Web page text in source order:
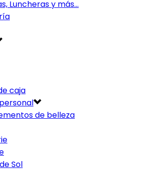
Luncheras y más…
caja
de belleza
Sol